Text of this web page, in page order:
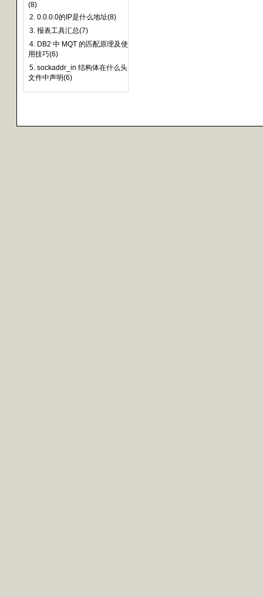
(8)
2. 0.0.0.0的IP是什么地址(8)
3. 报表工具汇总(7)
4. DB2 中 MQT 的匹配原理及使
用技巧(6)
5. sockaddr_in 结构体在什么头
文件中声明(6)